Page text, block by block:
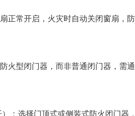
常开启，火灾时自动关闭窗扇，防
型闭门器，而非普通闭门器，需通
选择门顶式或侧装式防火闭门器